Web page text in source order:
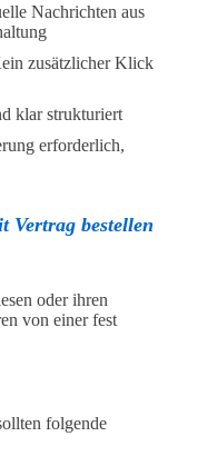
Nachrichten aus
zusätzlicher Klick
klar strukturiert
erforderlich,
Vertrag bestellen
oder ihren
von einer fest
folgende